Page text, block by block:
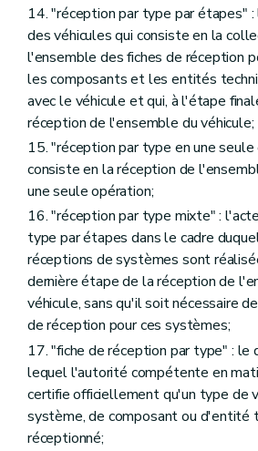
14. "réception par type par étapes"
des véhicules qui consiste en la
l'ensemble des fiches de réception
les composants et les entités
avec le véhicule et qui, à l'étape
réception de l'ensemble du véhicule;
15. "réception par type en une
consiste en la réception de
une seule opération;
16. "réception par type mixte" :
type par étapes dans le cadre
réceptions de systèmes sont
dernière étape de la réception de
véhicule, sans qu'il soit nécessaire
de réception pour ces systèmes;
17. "fiche de réception par type" : le
lequel l'autorité compétente en
certifie officiellement qu'un type de
système, de composant ou d'entité
réceptionné;